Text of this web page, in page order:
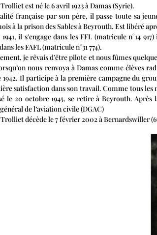
est né le 6 avril 1923 à Damas (Syrie).
française par son père, il passe toute sa
à la prison des Sables à Beyrouth. Est libéré
1941, il s’engage dans les FFL (matricule n°14
les FAFL (matricule n°31 774).
je rêvais d’être pilote et nous fûmes
nous renvoya à Damas comme élèves
1942. Il participe à la première campagne du
satisfaction dans son travail. Comme tous les
le 20 octobre 1945, se retire à Beyrouth.
de l’aviation civile (DGAC)
décède le 7 février 2002 à Bernardswiller